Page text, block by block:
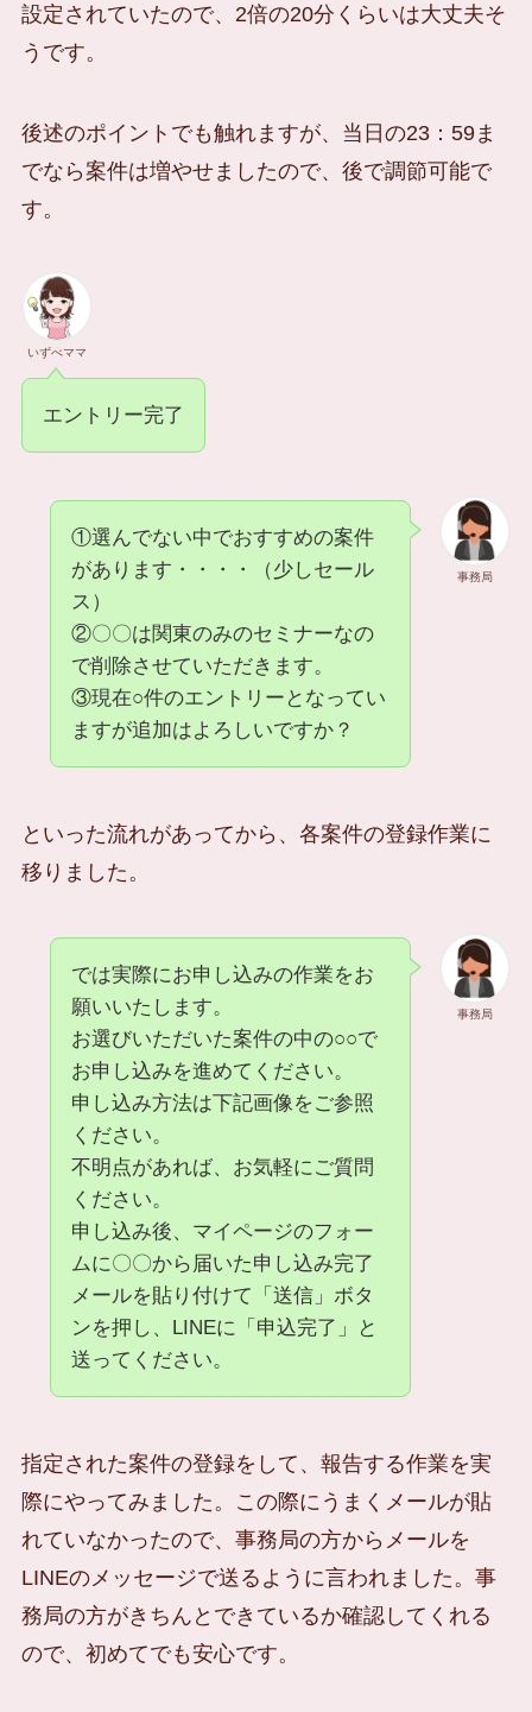
設定されていたので、2倍の20分くらいは大丈夫そ
うです。
後述のポイントでも触れますが、当日の23：59ま
でなら案件は増やせましたので、後で調節可能で
す。
いずべママ
エントリー完了
事務局
①選んでない中でおすすめの案件
があります・・・・（少しセール
ス）
②〇〇は関東のみのセミナーなの
で削除させていただきます。
③現在○件のエントリーとなってい
ますが追加はよろしいですか？
といった流れがあってから、各案件の登録作業に
移りました。
事務局
では実際にお申し込みの作業をお
願いいたします。
お選びいただいた案件の中の○○で
お申し込みを進めてください。
申し込み方法は下記画像をご参照
ください。
不明点があれば、お気軽にご質問
ください。
申し込み後、マイページのフォー
ムに〇〇から届いた申し込み完了
メールを貼り付けて「送信」ボタ
ンを押し、LINEに「申込完了」と
送ってください。
指定された案件の登録をして、報告する作業を実
際にやってみました。この際にうまくメールが貼
れていなかったので、事務局の方からメールを
LINEのメッセージで送るように言われました。事
務局の方がきちんとできているか確認してくれる
ので、初めてでも安心です。